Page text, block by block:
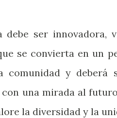
debe ser innovadora,
se convierta en un
comunidad y deberá
una mirada al
la diversidad y la